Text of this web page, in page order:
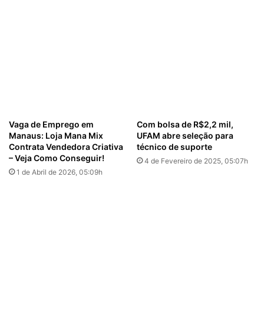
Vaga de Emprego em
Manaus: Loja Mana Mix
Contrata Vendedora Criativa
– Veja Como Conseguir!
1 de Abril de 2026, 05:09h
Com bolsa de R$2,2 mil,
UFAM abre seleção para
técnico de suporte
4 de Fevereiro de 2025, 05:07h